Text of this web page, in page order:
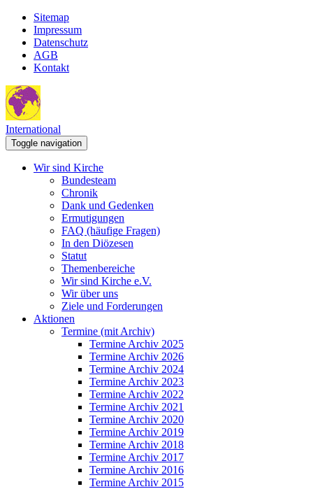
Sitemap
Impressum
Datenschutz
AGB
Kontakt
International
Toggle navigation
Wir sind Kirche
Bundesteam
Chronik
Dank und Gedenken
Ermutigungen
FAQ (häufige Fragen)
In den Diözesen
Statut
Themenbereiche
Wir sind Kirche e.V.
Wir über uns
Ziele und Forderungen
Aktionen
Termine (mit Archiv)
Termine Archiv 2025
Termine Archiv 2026
Termine Archiv 2024
Termine Archiv 2023
Termine Archiv 2022
Termine Archiv 2021
Termine Archiv 2020
Termine Archiv 2019
Termine Archiv 2018
Termine Archiv 2017
Termine Archiv 2016
Termine Archiv 2015